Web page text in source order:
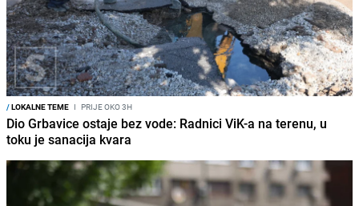
/LOKALNE TEME I PRIJE OKO 3H
Dio Grbavice ostaje bez vode: Radnici ViK-a na terenu, u
toku je sanacija kvara